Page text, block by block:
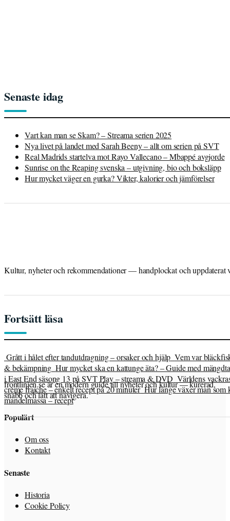
Senaste idag
Vart kan man se Skam? – Streama serien 2025
Nya livet på landet med Sarah Beeny – allt om serien på SVT
Real Madrids startelva mot Rayo Vallecano – Mbappé avgjorde
Sunrise on the Reaping svenska – utgivning, bio och boksläpp
Hur mycket väger en gurka? Vikter, kalorier och jämförelser
Kultur, nyheter och rekommendationer — handplockat och uppdaterat
Fortsätt läsa
Grått i hålet efter tandutdragning – orsaker och hjälp Vem var
& bekämpning Hur mycket ska en kattunge äta? – Guide med
i East End säsong 13 på SVT Play – streama & DVD Världens
crème fraiche – enkelt recept på 20 minuter Hur länge växer man
mandelmassa – recept
frontlinjen.se är en modern guide till nyheter och kultur — kurerad,
snabb och lätt att navigera.
Populärt
Om oss
Kontakt
Senaste
Historia
Cookie Policy